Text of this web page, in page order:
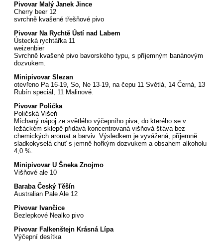
Pivovar Malý Janek Jince
Cherry beer 12
svrchně kvašené třešňové pivo
Pivovar Na Rychtě Ústí nad Labem
Ústecká rychtářka 11
weizenbier
Svrchně kvašené pivo bavorského typu, s příjemným banánovým
dozvukem.
Minipivovar Slezan
otevřeno Pa 16-19, So, Ne 13-19, na čepu 11 Světlá, 14 Černá, 13
Rubín speciál, 11 Malinové.
Pivovar Polička
Poličská Višeň
Míchaný nápoj ze světlého výčepního piva, do kterého se v
ležáckém sklepě přidává koncentrovaná višňová šťáva bez
chemických aromat a barviv. Výsledkem je vyvážená, příjemně
sladkokyselá chuť s jemně hořkým dozvukem a obsahem alkoholu
4,0 %.
Minipivovar U Šneka Znojmo
Višňové ale 10
Baraba Český Těšín
Australian Pale Ale 12
Pivovar Ivančice
Bezlepkové Nealko pivo
Pivovar Falkenštejn Krásná Lípa
Výčepní desítka